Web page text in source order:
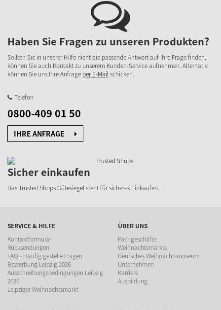
Haben Sie Fragen zu unseren Produkten?
Sollten Sie in unserer Hilfe nicht die passende Antwort auf Ihre Frage finden,
können Sie auch Kontakt zu unserem Kunden-Service aufnehmen. Alternativ
können Sie uns Ihre Anfrage per E-Mailschicken.
Telefon
0800-409 01 50
IHRE ANFRAGE
Sicher einkaufen
Das Trusted Shops Gütesiegel steht für sicheres Einkaufen.
SERVICE & HILFE
Kontaktformular
Rücksendungen
FAQ - Häufig gestelle Fragen
Bewerbung Leipzig 2026
Ausschreibungsbedingungen Leipzig
2026
Leipziger Weihnachtsmarkt
ÜBER UNS
Fachgeschäfte
Weihnachtsmärkte
Deutsches Weihnachtsmuseum
Unternehmen
Karriere
Ausbildung